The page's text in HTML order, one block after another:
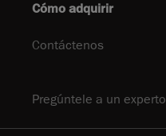
Cómo adquirir
Contáctenos
Pregúntele a un experto